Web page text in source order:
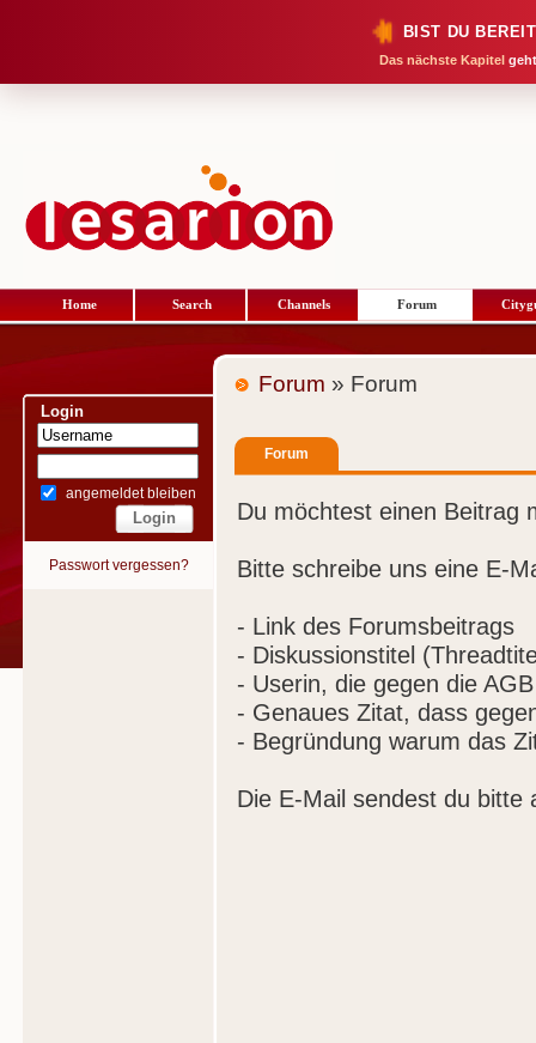
BIST DU
Das nächste Kapitel
Home Search Channels Forum
Login
angemeldet bleiben
Passwort vergessen?
Forum » Forum
Forum
Du möchtest einen Beitrag
Bitte schreibe uns eine E-
- Link des Forumsbeitrags
- Diskussionstitel
- Userin, die gegen die
- Genaues Zitat, dass
- Begründung warum das
Die E-Mail sendest du bitte